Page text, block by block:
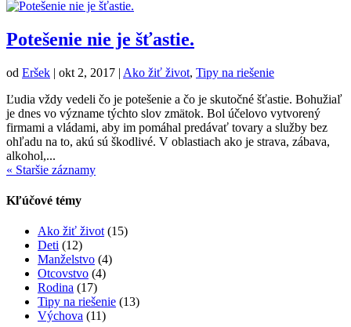
Potešenie nie je šťastie.
od Eršek | okt 2, 2017 | Ako žiť život, Tipy na riešenie
Ľudia vždy vedeli čo je potešenie a čo je skutočné šťastie. Bohužiaľ
je dnes vo význame týchto slov zmätok. Bol účelovo vytvorený
firmami a vládami, aby im pomáhal predávať tovary a služby bez
ohľadu na to, akú sú škodlivé. V oblastiach ako je strava, zábava,
alkohol,...
« Staršie záznamy
Kľúčové témy
Ako žiť život(15)
Deti (12)
Manželstvo (4)
Otcovstvo (4)
Rodina (17)
Tipy na riešenie (13)
Výchova (11)